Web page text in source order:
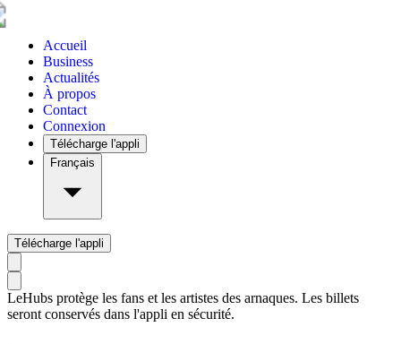
Accueil
Business
Actualités
À propos
Contact
Connexion
Télécharge l'appli
Français
Télécharge l'appli
LeHubs protège les fans et les artistes des arnaques. Les billets
seront conservés dans l'appli en sécurité.